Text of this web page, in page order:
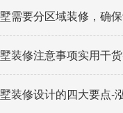
需要分区域装修，确
装修注意事项实用干
装修设计的四大要点-